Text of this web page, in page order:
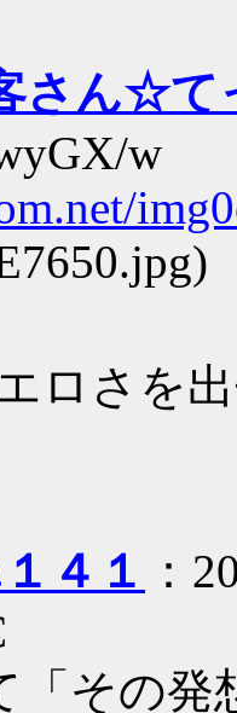
さん☆て
w
ロさを
４１ ：
「その発